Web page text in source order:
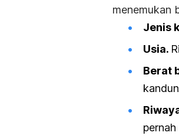
menemukan
Jenis
Usia.
Berat